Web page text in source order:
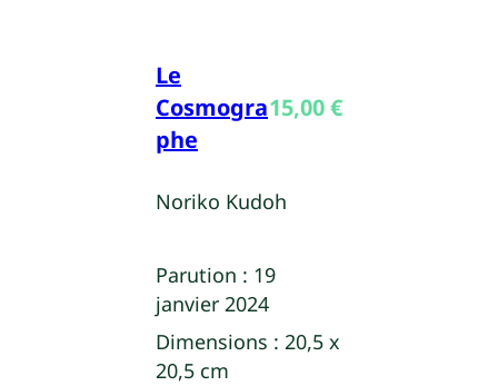
Le
Cosmogra
phe
15,00€
Noriko Kudoh
Parution : 19
janvier 2024
Dimensions : 20,5 x
20,5 cm